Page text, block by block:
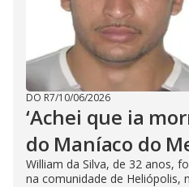
DO R7/10/06/2026
‘Achei que ia
do Maníaco do
William da Silva, de 32 anos,
na comunidade de Heliópolis,